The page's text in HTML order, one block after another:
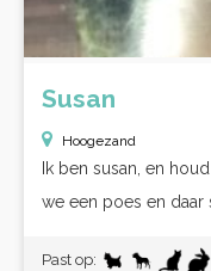
Susan
Hoogezand
Ik ben susan, en
we een poes en daar
Past op: